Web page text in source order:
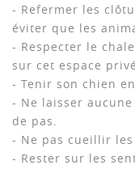
- Refermer les
éviter que les
- Respecter le
sur cet espace
- Tenir son chien
- Ne laisser
de pas.
- Ne pas cueillir
- Rester sur les